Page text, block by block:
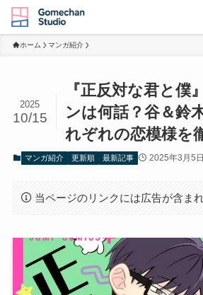
ホーム マンガ紹介
『正反対な君と僕
ンは何話？谷＆鈴
れぞれの恋模様を
2025
10/15
マンガ紹介 更新順 最新記事 2025年3月5日
当ページのリンクには広告が含ま